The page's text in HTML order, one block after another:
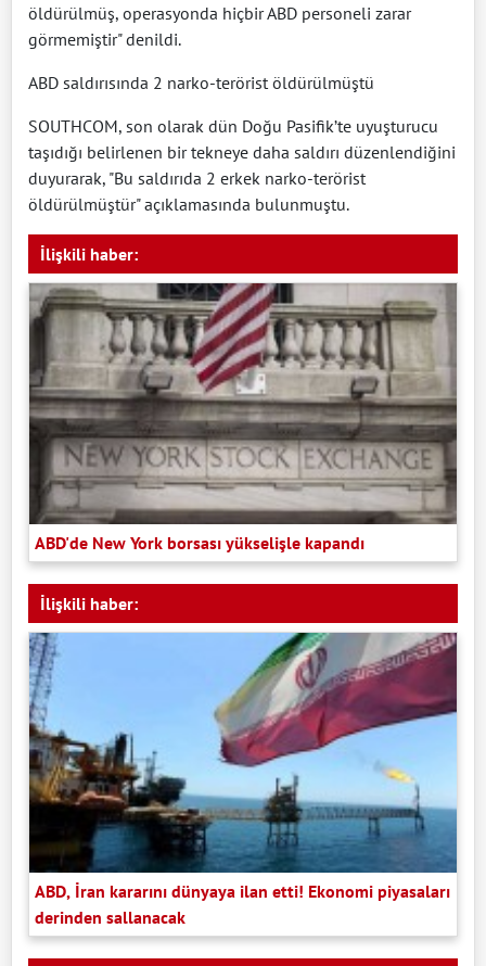
öldürülmüş, operasyonda hiçbir ABD personeli zarar
görmemiştir" denildi.
ABD saldırısında 2 narko-terörist öldürülmüştü
SOUTHCOM, son olarak dün Doğu Pasifik’te uyuşturucu
taşıdığı belirlenen bir tekneye daha saldırı düzenlendiğini
duyurarak, "Bu saldırıda 2 erkek narko-terörist
öldürülmüştür" açıklamasında bulunmuştu.
İlişkili haber:
ABD'de New York borsası yükselişle kapandı
İlişkili haber:
ABD, İran kararını dünyaya ilan etti! Ekonomi piyasaları
derinden sallanacak